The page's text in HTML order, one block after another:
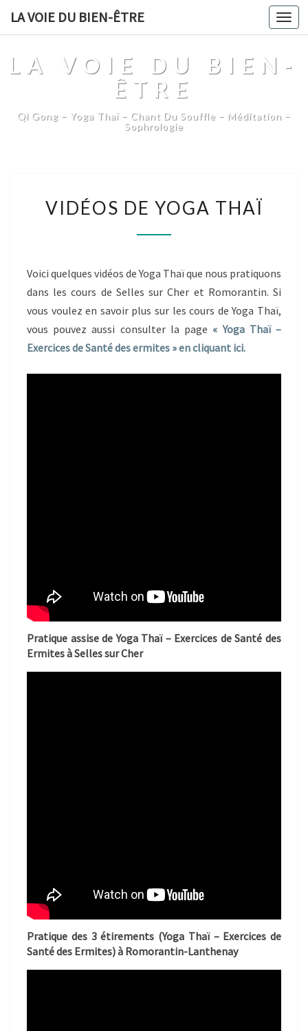
LA VOIE DU BIEN-ÊTRE
LA VOIE DU BIEN-
ÊTRE
Qi Gong – Yoga Thaï – Chant Du Souffle – Méditation –
Sophrologie
DE
THAÏ
VIDÉOS DE YOGA THAÏ
Voici quelques vidéos de Yoga Thaï que nous pratiquons
dans les cours de Selles sur Cher et Romorantin. Si
vous voulez en savoir plus sur les cours de Yoga Thaï,
vous pouvez aussi consulter la page « Yoga Thaï –
Exercices de Santé des ermites » en cliquant ici.
Pratique assise de Yoga Thaï – Exercices de Santé des
Ermites à Selles sur Cher
Pratique des 3 étirements (Yoga Thaï – Exercices de
Santé des Ermites) à Romorantin-Lanthenay